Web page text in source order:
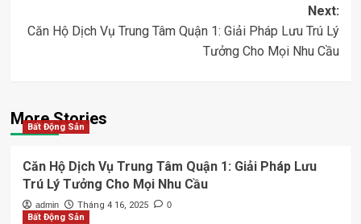
Next:
Căn Hộ Dịch Vụ Trung Tâm Quận 1: Giải Pháp Lưu Trú Lý
Tưởng Cho Mọi Nhu Cầu
More Stories
Bất Động Sản
Căn Hộ Dịch Vụ Trung Tâm Quận 1: Giải Pháp Lưu
Trú Lý Tưởng Cho Mọi Nhu Cầu
admin Tháng 4 16, 2025 0
Bất Động Sản